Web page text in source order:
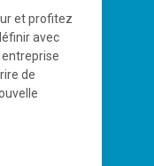
et profitez
avec
de